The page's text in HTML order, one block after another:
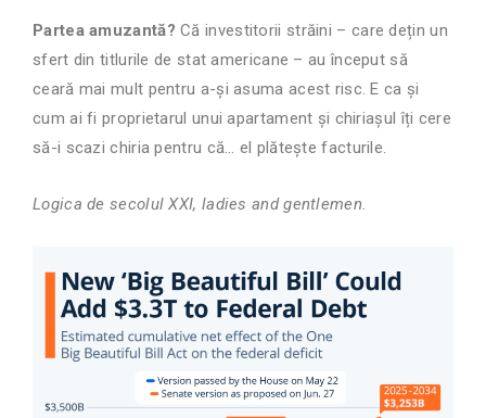
Partea amuzantă? Că investitorii străini – care dețin un
sfert din titlurile de stat americane – au început să
ceară mai mult pentru a-și asuma acest risc. E ca și
cum ai fi proprietarul unui apartament și chiriașul îți cere
să-i scazi chiria pentru că… el plătește facturile.
Logica de secolul XXI, ladies and gentlemen.